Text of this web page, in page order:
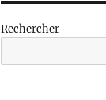
Rechercher